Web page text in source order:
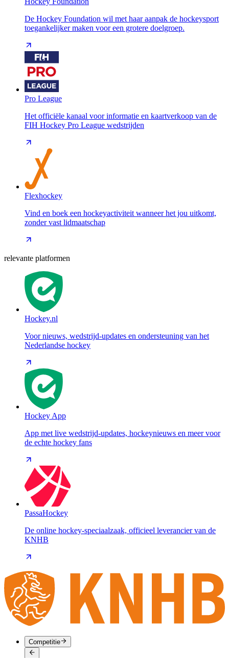
De Hockey Foundation wil met haar aanpak de hockeysport
toegankelijker maken voor een grotere doelgroep.
Pro League
Het officiële kanaal voor informatie en kaartverkoop van de
FIH Hockey Pro League wedstrijden
Flexhockey
Vind en boek een hockeyactiviteit wanneer het jou uitkomt,
zonder vast lidmaatschap
relevante platformen
Hockey.nl
Voor nieuws, wedstrijd-updates en ondersteuning van het
Nederlandse hockey
Hockey App
App met live wedstrijd-updates, hockeynieuws en meer voor
de echte hockey fans
PassaHockey
De online hockey-speciaalzaak, officieel leverancier van de
KNHB
Competitie